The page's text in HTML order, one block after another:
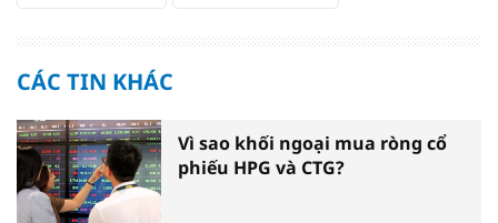
CÁC TIN KHÁC
Vì sao khối ngoại mua ròng cổ
phiếu HPG và CTG?